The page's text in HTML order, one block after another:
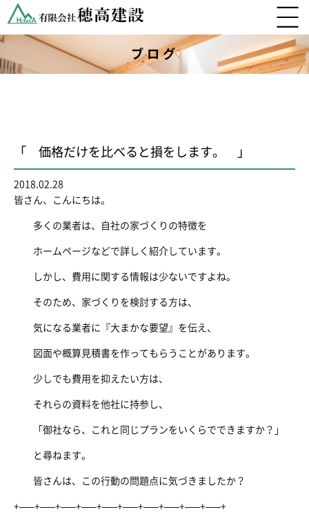
ブログ
「 価格だけを比べると損をします。 」
2018.02.28
皆さん、こんにちは。
多くの業者は、自社の家づくりの特徴を
ホームページなどで詳しく紹介しています。
しかし、費用に関する情報は少ないですよね。
そのため、家づくりを検討する方は、
気になる業者に『大まかな要望』を伝え、
図面や概算見積書を作ってもらうことがあります。
少しでも費用を抑えたい方は、
それらの資料を他社に持参し、
「御社なら、これと同じプランをいくらでできますか？」
と尋ねます。
皆さんは、この行動の問題点に気づきましたか？
+—–+—–+—–+—–+—–+—–+—–+—–+—–+—–+